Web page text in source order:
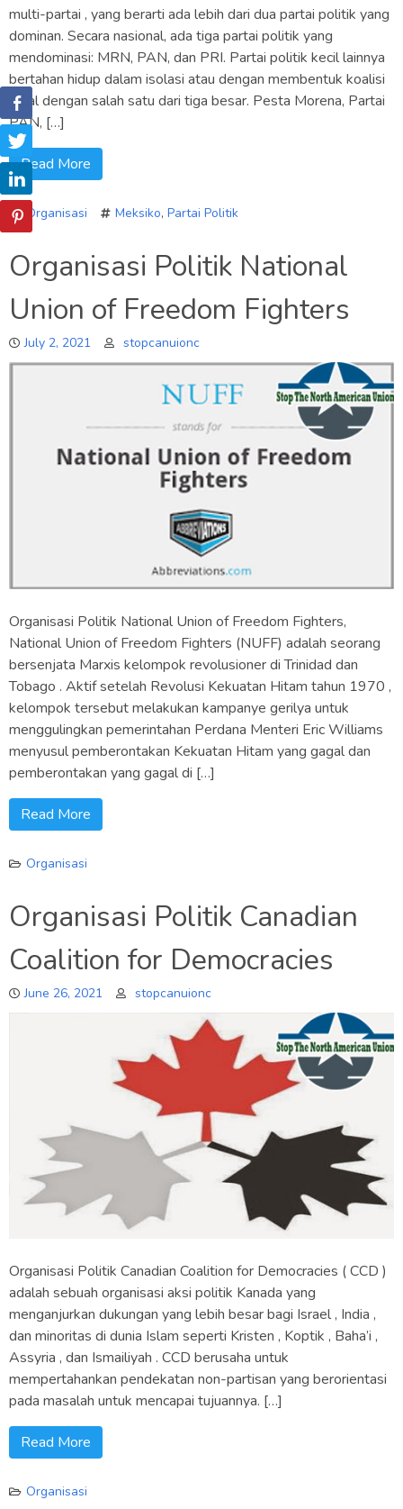
multi-partai , yang berarti ada lebih dari dua partai politik yang
dominan. Secara nasional, ada tiga partai politik yang
mendominasi: MRN, PAN, dan PRI. Partai politik kecil lainnya
bertahan hidup dalam isolasi atau dengan membentuk koalisi
lokal dengan salah satu dari tiga besar. Pesta Morena, Partai
PAN, […]
Read More
Organisasi Meksiko, Partai Politik
Organisasi Politik National
Union of Freedom Fighters
July 2, 2021 stopcanuionc
Organisasi Politik National Union of Freedom Fighters,
National Union of Freedom Fighters (NUFF) adalah seorang
bersenjata Marxis kelompok revolusioner di Trinidad dan
Tobago . Aktif setelah Revolusi Kekuatan Hitam tahun 1970 ,
kelompok tersebut melakukan kampanye gerilya untuk
menggulingkan pemerintahan Perdana Menteri Eric Williams
menyusul pemberontakan Kekuatan Hitam yang gagal dan
pemberontakan yang gagal di […]
Read More
Organisasi
Organisasi Politik Canadian
Coalition for Democracies
June 26, 2021 stopcanuionc
Organisasi Politik Canadian Coalition for Democracies ( CCD )
adalah sebuah organisasi aksi politik Kanada yang
menganjurkan dukungan yang lebih besar bagi Israel , India ,
dan minoritas di dunia Islam seperti Kristen , Koptik , Baha’i ,
Assyria , dan Ismailiyah . CCD berusaha untuk
mempertahankan pendekatan non-partisan yang berorientasi
pada masalah untuk mencapai tujuannya. […]
Read More
Organisasi